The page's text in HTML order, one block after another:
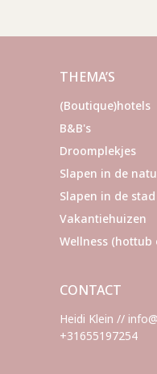
THEMA’S
(Boutique)hotels
B&B's
Droomplekjes
Slapen in de
Slapen in de stad
Vakantiehuizen
Wellness (hottub
CONTACT
Heidi Klein //
+31655197254